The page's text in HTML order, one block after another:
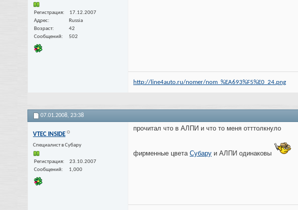
Регистрация
17.12.2007
Адрес
Russia
Возраст
42
Сообщений
502
http://line4auto.ru/nomer/nom_%EA693%F5%E0_24.png
07.01.2008, 23:38
VTEC INSIDE
Специалист в Субару
Регистрация
23.10.2007
Сообщений
1,000
прочитал что в АЛПИ и что то меня отттолкнуло
фирменные цвета Субару и АЛПИ одинаковы